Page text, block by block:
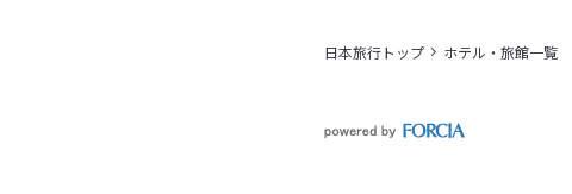
日本旅行トップ ホテル・旅館一覧